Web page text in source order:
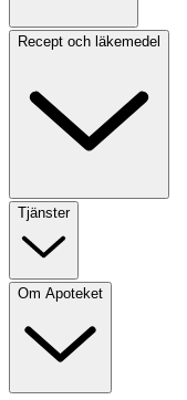
Recept och läkemedel
Tjänster
Om Apoteket